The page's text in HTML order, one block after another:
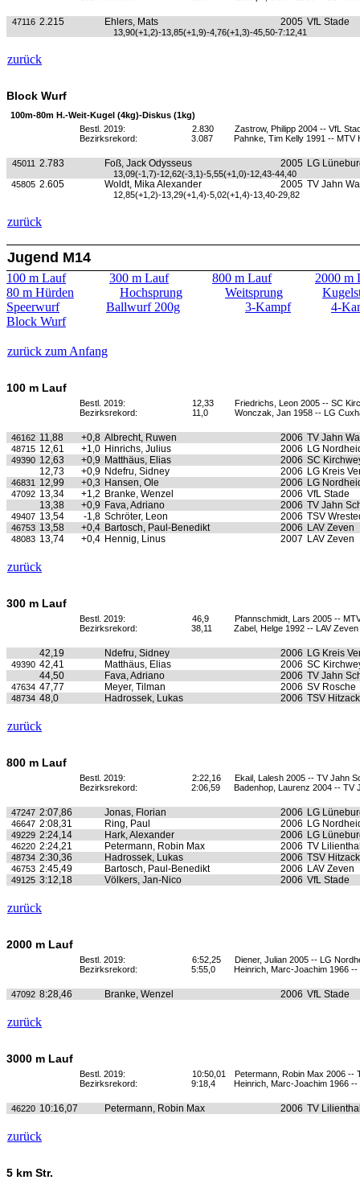
47116 2.215 Ehlers, Mats 2005 VfL Stade
13,90(+1,2)-13,85(+1,9)-4,76(+1,3)-45,50-7:12,41
zurück
Block Wurf
100m-80m H.-Weit-Kugel (4kg)-Diskus (1kg)
Bestl. 2019:
2.830
Zastrow, Philipp 2004 -- VfL
Bezirksrekord:
3.087 Pahnke, Tim Kelly 1991 -- MTV
45011 2.783 Foß, Jack Odysseus 2005 LG
13,09(-1,7)-12,62(-3,1)-5,55(+1,0)-12,43-44,40
45805 2.605 Woldt, Mika Alexander 2005 TV Jahn
12,85(+1,2)-13,29(+1,4)-5,02(+1,4)-13,40-29,82
zurück
Jugend M14
100 m Lauf 300 m Lauf 800 m Lauf
2000 m
80 m Hürden
Hochsprung Weitsprung
Speerwurf
Ballwurf 200g 3-Kampf
4-
Block Wurf
zurück zum Anfang
100 m Lauf
Bestl. 2019: 12,33
Friedrichs, Leon 2005 -- SC
Bezirksrekord:
11,0 Wonczak, Jan 1958 -- LG
46162 11,88 +0,8 Albrecht, Ruwen 2006 TV Jahn
48715 12,61 +1,0 Hinrichs, Julius 2006 LG
49390 12,63 +0,9 Matthäus, Elias 2006 SC
12,73
+0,9 Ndefru, Sidney 2006 LG Kreis
46831 12,99 +0,3 Hansen, Ole 2006 LG
47092 13,34 +1,2 Branke, Wenzel 2006 VfL Stade
13,38
+0,9 Fava, Adriano 2006 TV Jahn
49407 13,54 -1,8 Schröter, Leon 2006 TSV
46753 13,58 +0,4 Bartosch, Paul-Benedikt 2006 LAV Zeven
48083 13,74 +0,4 Hennig, Linus 2007 LAV Zeven
zurück
300 m Lauf
Bestl. 2019: 46,9
Pfannschmidt, Lars 2005 --
Bezirksrekord:
38,11 Zabel, Helge 1992 -- LAV Zeven
42,19 Ndefru, Sidney 2006 LG Kreis
49390 42,41 Matthäus, Elias 2006 SC
44,50
Fava, Adriano 2006 TV Jahn
47634 47,77 Meyer, Tilman 2006 SV Rosche
48734 48,0 Hadrossek, Lukas 2006 TSV
zurück
800 m Lauf
Bestl. 2019: 2:22,16
Ekail, Lalesh 2005 -- TV Jahn
Bezirksrekord:
2:06,59 Badenhop, Laurenz 2004 -- TV
47247 2:07,86 Jonas, Florian 2006 LG
46647 2:08,31 Ring, Paul 2006 LG
49229 2:24,14 Hark, Alexander 2006 LG
46220 2:24,21 Petermann, Robin Max 2006 TV
48734 2:30,36 Hadrossek, Lukas 2006 TSV
46753 2:45,49 Bartosch, Paul-Benedikt 2006 LAV Zeven
49125 3:12,18 Völkers, Jan-Nico 2006 VfL Stade
zurück
2000 m Lauf
Bestl. 2019: 6:52,25
Diener, Julian 2005 -- LG
Bezirksrekord:
5:55,0 Heinrich, Marc-Joachim 1966 --
47092 8:28,46 Branke, Wenzel 2006 VfL Stade
zurück
3000 m Lauf
Bestl. 2019: 10:50,01
Petermann, Robin Max 2006 --
Bezirksrekord:
9:18,4 Heinrich, Marc-Joachim 1966 --
46220 10:16,07 Petermann, Robin Max 2006 TV
zurück
5 km Str.